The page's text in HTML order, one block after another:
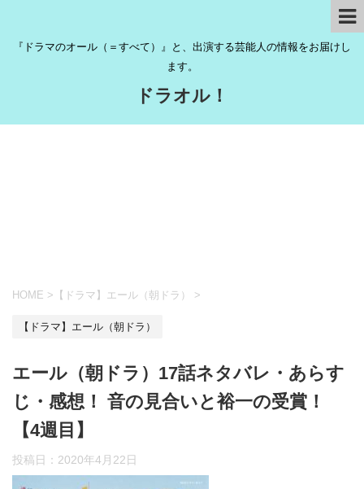
『ドラマのオール（＝すべて）』と、出演する芸能人の情報をお届けし
ます。
ドラオル！
HOME > 【ドラマ】エール（朝ドラ） >
【ドラマ】エール（朝ドラ）
エール（朝ドラ）17話ネタバレ・あらす
じ・感想！ 音の見合いと裕一の受賞！
【4週目】
投稿日： 2020年4月22日